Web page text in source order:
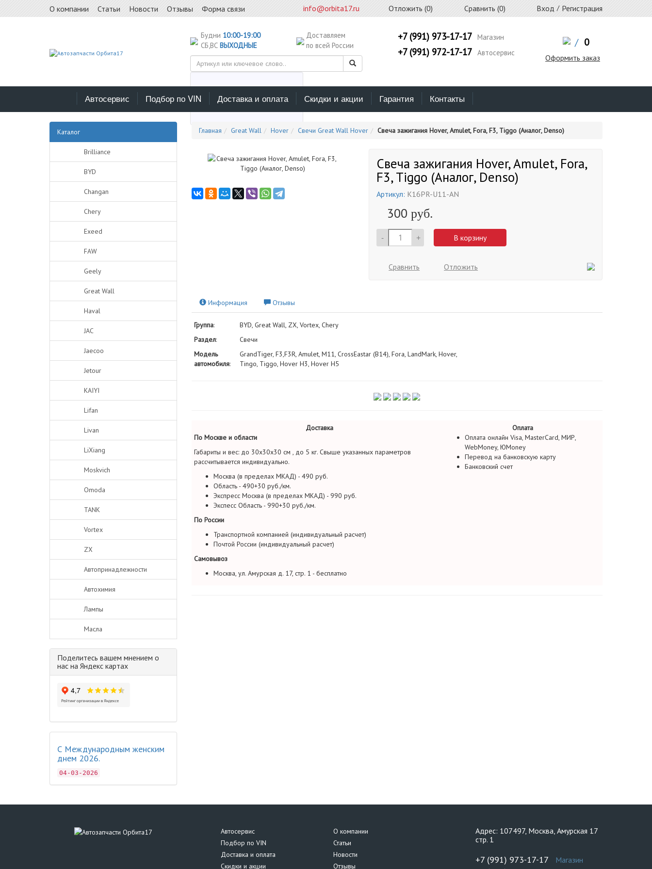
О компании Статьи Новости Отзывы Форма связи info@orbita17.ru Отложить (0) Сравнить (0) Вход / Регистрация
Будни 10:00-19:00
СБ,ВС ВЫХОДНЫЕ
Доставляем
по всей России
Выберите каталог поиска
+7 (991) 973-17-17 Магазин
+7 (991) 972-17-17 Автосервис
/ 0
Оформить заказ
Автосервис Подбор по VIN Доставка и оплата Скидки и акции Гарантия Контакты
Каталог
Brilliance
BYD
Changan
Chery
Exeed
FAW
Geely
Great Wall
Haval
JAC
Jaecoo
Jetour
KAIYI
Lifan
Livan
LiXiang
Moskvich
Omoda
TANK
Vortex
ZX
Автопринадлежности
Автохимия
Лампы
Масла
Поделитесь вашем мнением о
нас на Яндекс картах
С Международным женским
днем 2026.
04-03-2026
Главная Great Wall Hover Свечи Great Wall Hover Свеча зажигания Hover, Amulet, Fora, F3, Tiggo (Аналог, Denso)
Свеча зажигания Hover, Amulet, Fora,
F3, Tiggo (Аналог, Denso)
Артикул: K16PR-U11-AN
300 руб.
- + В корзину
Сравнить Отложить
Информация Отзывы
Группа:
BYD, Great Wall, ZX, Vortex, Chery
Раздел:
Свечи
Модель
автомобиля:
GrandTiger, F3,F3R, Amulet, M11, CrossEastar (B14), Fora, LandMark, Hover,
Tingo, Tiggo, Hover H3, Hover H5
Доставка
Оплата
По Москве и области
Габариты и вес: до 30х30х30 см , до 5 кг. Свыше указанных параметров
рассчитывается индивидуально.
Москва (в пределах МКАД) - 490 руб.
Область - 490+30 руб./км.
Экспресс Москва (в пределах МКАД) - 990 руб.
Экспесс Область - 990+30 руб./км.
По России
Транспортной компанией (индивидуальный расчет)
Почтой России (индивидуальный расчет)
Самовывоз
Москва, ул. Амурская д. 17, стр. 1 - бесплатно
Оплата онлайн Visa, MasterCard, МИР,
WebMoney, ЮMoney
Перевод на банковскую карту
Банковский счет
Автосервис
Подбор по VIN
Доставка и оплата
Скидки и акции
О компании
Статьи
Новости
Отзывы
Адрес: 107497, Москва, Амурская 17
стр. 1
+7 (991) 973-17-17 Магазин